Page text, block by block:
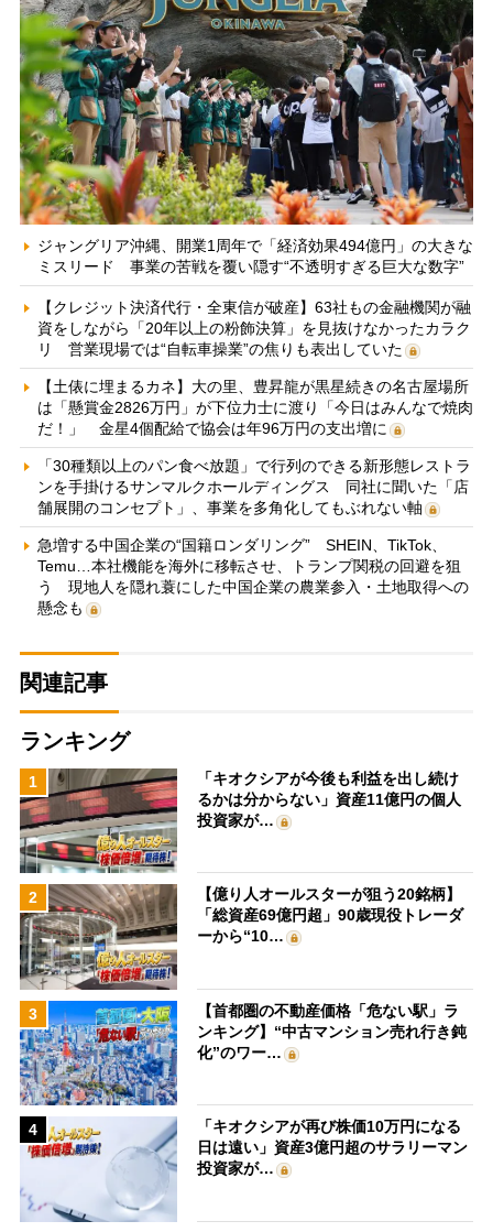
ジャングリア沖縄、開業1周年で「経済効果494億円」の大きな
ミスリード 事業の苦戦を覆い隠す“不透明すぎる巨大な数字”
【クレジット決済代行・全東信が破産】63社もの金融機関が融
資をしながら「20年以上の粉飾決算」を見抜けなかったカラク
リ 営業現場では“自転車操業”の焦りも表出していた
【土俵に埋まるカネ】大の里、豊昇龍が黒星続きの名古屋場所
は「懸賞金2826万円」が下位力士に渡り「今日はみんなで焼肉
だ！」 金星4個配給で協会は年96万円の支出増に
「30種類以上のパン食べ放題」で行列のできる新形態レストラ
ンを手掛けるサンマルクホールディングス 同社に聞いた「店
舗展開のコンセプト」、事業を多角化してもぶれない軸
急増する中国企業の“国籍ロンダリング” SHEIN、TikTok、
Temu…本社機能を海外に移転させ、トランプ関税の回避を狙
う 現地人を隠れ蓑にした中国企業の農業参入・土地取得への
懸念も
関連記事
ランキング
1
「キオクシアが今後も利益を出し続け
るかは分からない」資産11億円の個人
投資家が…
2
【億り人オールスターが狙う20銘柄】
「総資産69億円超」90歳現役トレーダ
ーから“10…
3
【首都圏の不動産価格「危ない駅」ラ
ンキング】“中古マンション売れ行き鈍
化”のワー…
4
「キオクシアが再び株価10万円になる
日は遠い」資産3億円超のサラリーマン
投資家が…